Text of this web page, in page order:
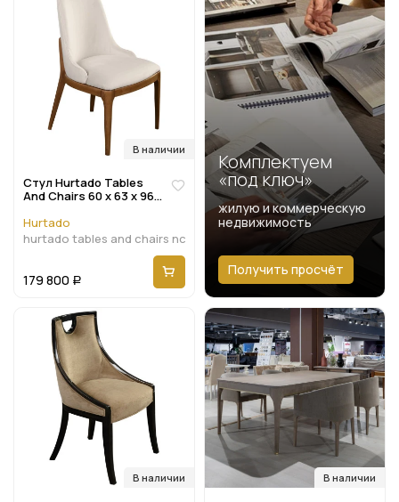
В наличии
Стул Hurtado Tables
And Chairs 60 x 63 x 96h
Hurtado
hurtado tables and chairs nc94300
179 800 Р
Комплектуем
«под ключ»
жилую и коммерческую
недвижимость
Получить просчёт
В наличии В наличии